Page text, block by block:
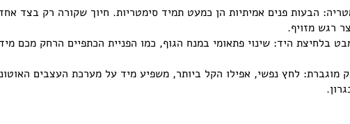
הבעות פנים אמיתיות הן כמעט תמיד סימטריות. חיוך שקורה רק בצד
רגש מזויף.
בלחיצת היד: שינוי פתאומי במנח הגוף, כמו הפניית הכתפיים הרחק מכם
מוגברת: לחץ נפשי, אפילו הקל ביותר, משפיע מיד על מערכת העצבים